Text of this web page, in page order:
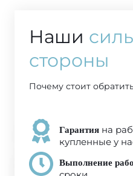
Наши
стороны
Почему стоит
Гарантия на
купленные у
Выполнение